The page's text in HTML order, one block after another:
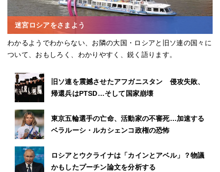
迷宮ロシアをさまよう
わかるようでわからない、お隣の大国・ロシアと旧ソ連の国々に
ついて、おもしろく、わかりやすく、鋭く語ります。
旧ソ連を震撼させたアフガニスタン 侵攻失敗、
帰還兵はPTSD…そして国家崩壊
東京五輪選手の亡命、活動家の不審死…加速する
ベラルーシ・ルカシェンコ政権の恐怖
ロシアとウクライナは「カインとアベル」？物議
かもしたプーチン論文を分析する